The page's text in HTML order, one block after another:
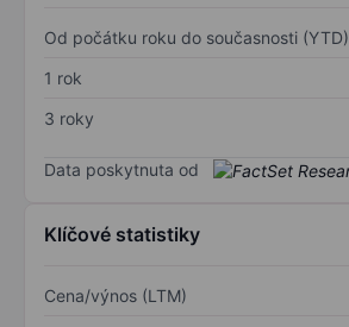
Od počátku roku do současnosti (YTD)
1 rok
3 roky
Data poskytnuta od
Klíčové statistiky
Cena/výnos (LTM)